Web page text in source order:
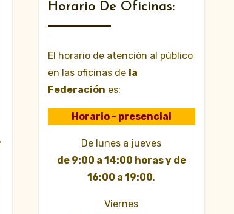
Horario De Oficinas:
El horario de atención al público
en las oficinas de la
Federación es:
Horario - presencial
De lunes a jueves
de 9:00 a 14:00 horas y de
16:00 a 19:00.
Viernes